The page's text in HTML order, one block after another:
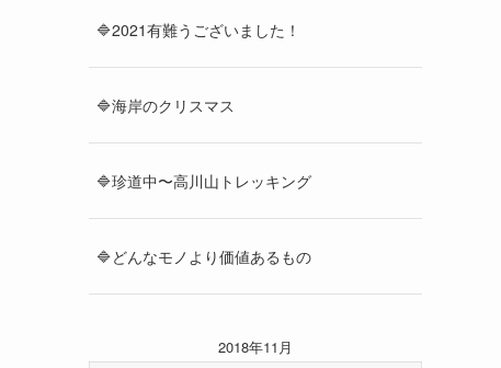
🔷2021有難うございました！
🔷海岸のクリスマス
🔷珍道中〜高川山トレッキング
🔷どんなモノより価値あるもの
2018年11月